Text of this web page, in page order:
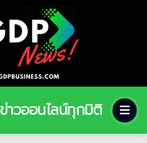
ข่าวออนไลน์ทุกมิติ